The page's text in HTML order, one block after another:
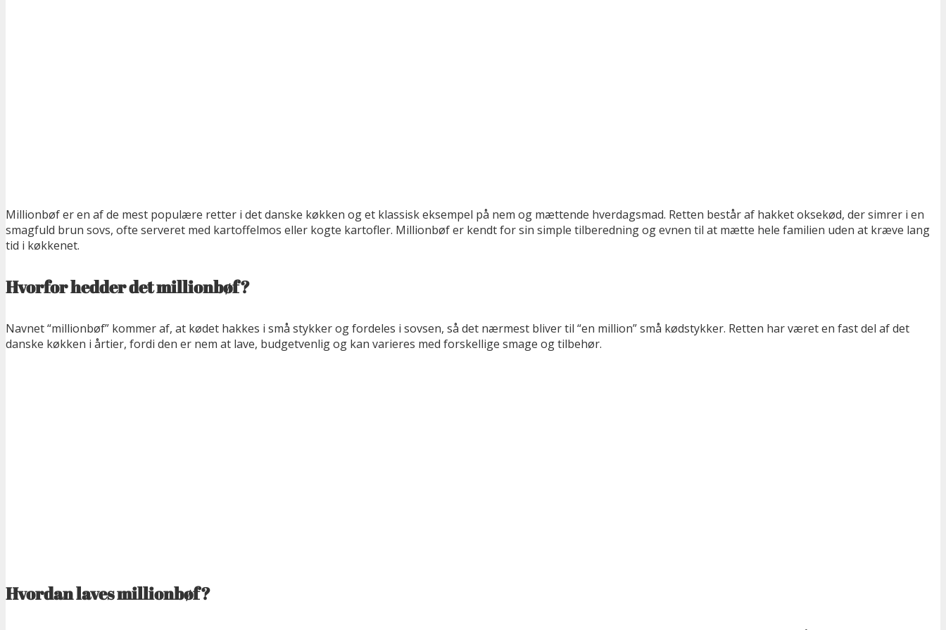
Millionbøf er en af de mest populære retter i det danske køkken og et klassisk eksempel på nem og mættende hverdagsmad. Retten består af hakket oksekød, der simrer i en
smagfuld brun sovs, ofte serveret med kartoffelmos eller kogte kartofler. Millionbøf er kendt for sin simple tilberedning og evnen til at mætte hele familien uden at kræve lang
tid i køkkenet.
Hvorfor hedder det millionbøf?
Navnet “millionbøf” kommer af, at kødet hakkes i små stykker og fordeles i sovsen, så det nærmest bliver til “en million” små kødstykker. Retten har været en fast del af det
danske køkken i årtier, fordi den er nem at lave, budgetvenlig og kan varieres med forskellige smage og tilbehør.
Hvordan laves millionbøf?